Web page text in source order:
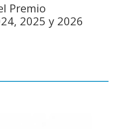
Premio
2025 y 2026